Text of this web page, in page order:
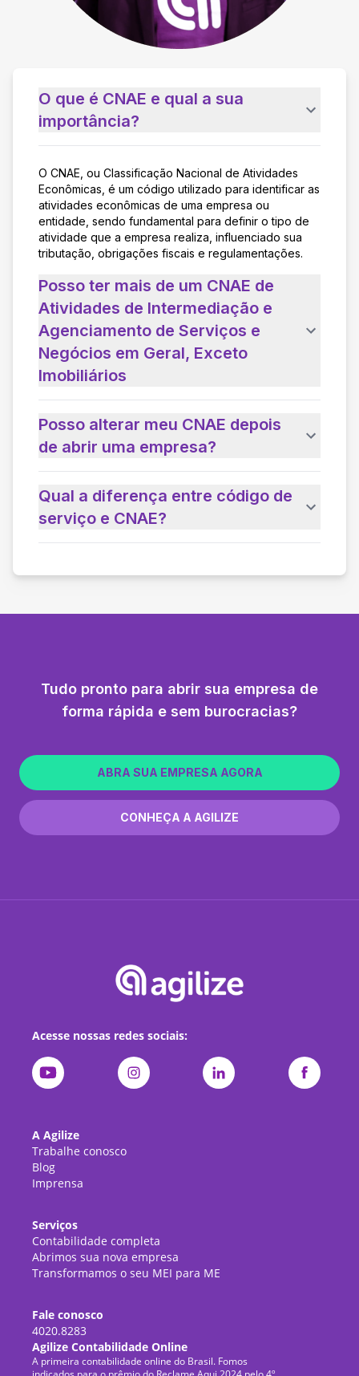
O que é CNAE e qual a sua
importância?
O CNAE, ou Classificação Nacional de Atividades
Econômicas, é um código utilizado para identificar as
atividades econômicas de uma empresa ou
entidade, sendo fundamental para definir o tipo de
atividade que a empresa realiza, influenciado sua
tributação, obrigações fiscais e regulamentações.
Posso ter mais de um CNAE de
Atividades de Intermediação e
Agenciamento de Serviços e
Negócios em Geral, Exceto
Imobiliários
Posso alterar meu CNAE depois
de abrir uma empresa?
Qual a diferença entre código de
serviço e CNAE?
Tudo pronto para abrir sua empresa de
forma rápida e sem burocracias?
ABRA SUA EMPRESA AGORA
CONHEÇA A AGILIZE
Acesse nossas redes sociais:
A Agilize
Trabalhe conosco
Blog
Imprensa
Serviços
Contabilidade completa
Abrimos sua nova empresa
Transformamos o seu MEI para ME
Fale conosco
4020.8283
Agilize Contabilidade Online
A primeira contabilidade online do Brasil. Fomos